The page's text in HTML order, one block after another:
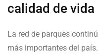
calidad de vida
La red de parques
más importantes del